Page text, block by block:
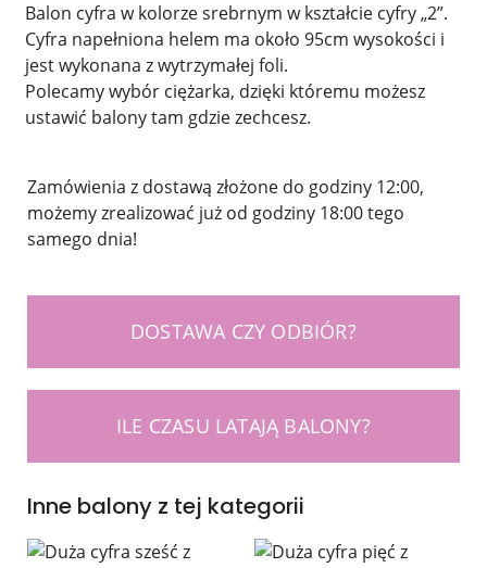
Balon cyfra w kolorze srebrnym w kształcie cyfry „2”.
Cyfra napełniona helem ma około 95cm wysokości i
jest wykonana z wytrzymałej foli.
Polecamy wybór ciężarka, dzięki któremu możesz
ustawić balony tam gdzie zechcesz.
Zamówienia z dostawą złożone do godziny 12:00,
możemy zrealizować już od godziny 18:00 tego
samego dnia!
DOSTAWA CZY ODBIÓR?
ILE CZASU LATAJĄ BALONY?
Inne balony z tej kategorii